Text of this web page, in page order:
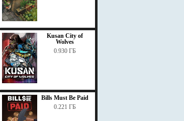
Kusan City of
Wolves
0.930 ГБ
Bills Must Be Paid
0.221 ГБ